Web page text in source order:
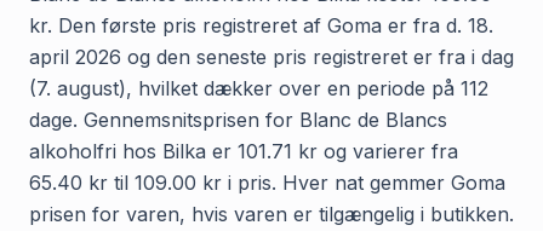
kr. Den første pris registreret af Goma er fra d. 18.
april 2026 og den seneste pris registreret er fra i dag
(7. august), hvilket dækker over en periode på 112
dage. Gennemsnitsprisen for Blanc de Blancs
alkoholfri hos Bilka er 101.71 kr og varierer fra
65.40 kr til 109.00 kr i pris. Hver nat gemmer Goma
prisen for varen, hvis varen er tilgængelig i butikken.